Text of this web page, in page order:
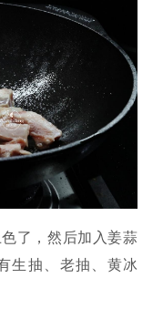
了，然后加入姜蒜
生抽、老抽、黄冰